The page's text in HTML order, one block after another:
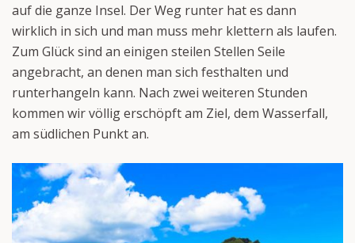
auf die ganze Insel. Der Weg runter hat es dann
wirklich in sich und man muss mehr klettern als laufen.
Zum Glück sind an einigen steilen Stellen Seile
angebracht, an denen man sich festhalten und
runterhangeln kann. Nach zwei weiteren Stunden
kommen wir völlig erschöpft am Ziel, dem Wasserfall,
am südlichen Punkt an.